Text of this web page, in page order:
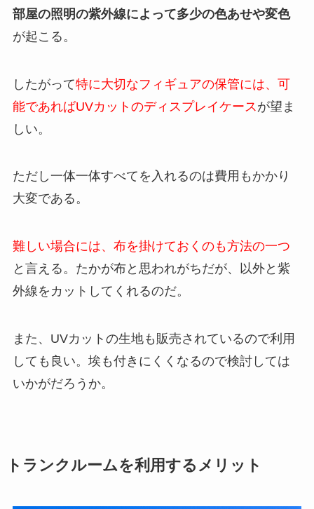
部屋の照明の紫外線によって多少の色あせや変色
が起こる。
したがって特に大切なフィギュアの保管には、可
能であればUVカットのディスプレイケース が望ま
しい。
ただし一体一体すべてを入れるのは費用もかかり
大変である。
難しい場合には、布を掛けておくのも方法の一つ
と言える。たかが布と思われがちだが、以外と紫
外線をカットしてくれるのだ。
また、UVカットの生地も販売されているので利用
しても良い。埃も付きにくくなるので検討しては
いかがだろうか。
トランクルームを利用するメリット